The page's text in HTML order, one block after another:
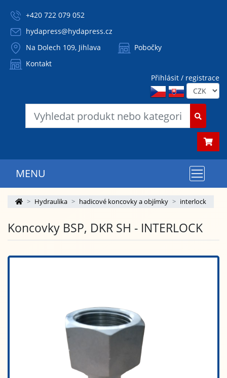
+420 722 079 052
hydapress@hydapress.cz
Na Dolech 109, Jihlava
Pobočky
Kontakt
Přihlásit / registrace
MENU
Hydraulika hadicové koncovky a objímky interlock
Koncovky BSP, DKR SH - INTERLOCK